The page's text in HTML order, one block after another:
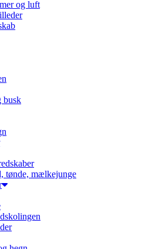
og luft
busk
tønde, mælkejunge